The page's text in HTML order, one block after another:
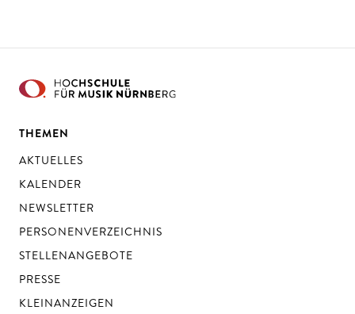
THEMEN
AKTUELLES
KALENDER
NEWSLETTER
PERSONENVERZEICHNIS
STELLENANGEBOTE
PRESSE
KLEINANZEIGEN